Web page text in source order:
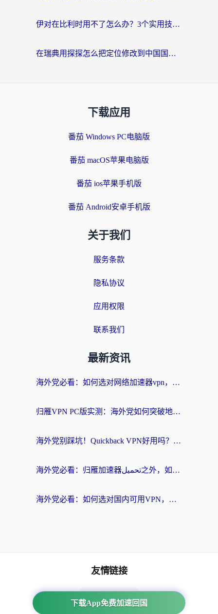
伊对在比利时用不了怎么办？3个实用技巧解决海外看国内内容难题
在瑞典用探探怎么把定位修改到中国国内？海外党必备的回国加速全攻略
下载应用
番茄 Windows PC电脑版
番茄 macOS苹果电脑版
番茄 ios苹果手机版
番茄 Android安卓手机版
关于我们
服务条款
隐私协议
应用权限
联系我们
最新资讯
海外党必看：如何选对网络加速器vpn，无缝访问国内资源不踩坑
归雁VPN PC版实测：海外党如何突破地区限制，无缝刷国内剧看漫画？
海外党别踩坑！Quickback VPN好用吗？和穿梭VPN对比哪个回国效果更好？附巴西游戏加速指南
海外党必看：归雁加速器تحميل之外，如何选对回国加速器实现无缝刷剧玩游戏？
海外党必看：如何选对国内可用VPN，无缝刷剧打游戏不卡顿？
下载App免费加速回国
友情链接
海外回国加速器